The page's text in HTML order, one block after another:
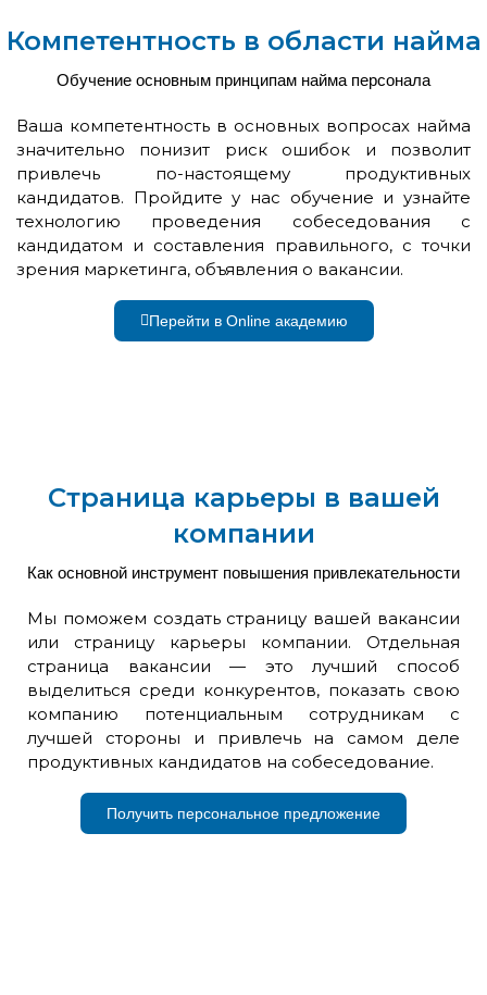
Компетентность в области найма
Обучение основным принципам найма персонала
Ваша компетентность в основных вопросах найма
значительно понизит риск ошибок и позволит
привлечь по-настоящему продуктивных
кандидатов. Пройдите у нас обучение и узнайте
технологию проведения собеседования с
кандидатом и составления правильного, с точки
зрения маркетинга, объявления о вакансии.
Перейти в Online академию
Страница карьеры в вашей
компании
Как основной инструмент повышения привлекательности
Мы поможем создать страницу вашей вакансии
или страницу карьеры компании. Отдельная
страница вакансии — это лучший способ
выделиться среди конкурентов, показать свою
компанию потенциальным сотрудникам с
лучшей стороны и привлечь на самом деле
продуктивных кандидатов на собеседование.
Получить персональное предложение